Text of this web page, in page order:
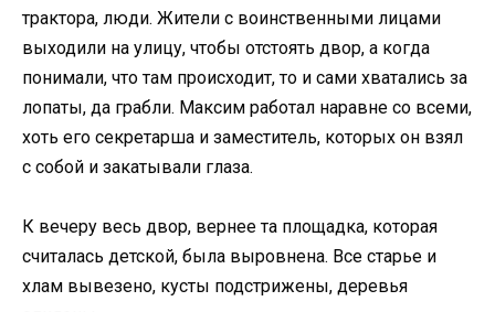
трактора, люди. Жители с воинственными лицами
выходили на улицу, чтобы отстоять двор, а когда
понимали, что там происходит, то и сами хватались за
лопаты, да грабли. Максим работал наравне со всеми,
хоть его секретарша и заместитель, которых он взял
с собой и закатывали глаза.
К вечеру весь двор, вернее та площадка, которая
считалась детской, была выровнена. Все старье и
хлам вывезено, кусты подстрижены, деревья